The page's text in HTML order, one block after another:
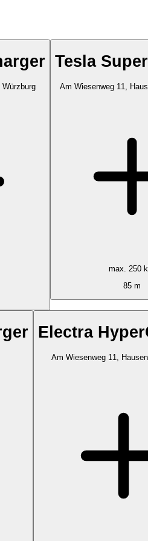
Tesla
Am Wiesenweg 11,
max. 250
85 m
Electra
Am Wiesenweg 11,